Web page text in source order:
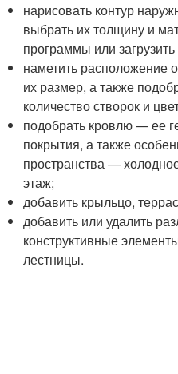
нарисовать контур
выбрать их толщину и
программы или
наметить расположение
их размер, а также
количество створок и
подобрать кровлю — ее
покрытия, а также
пространства —
этаж;
добавить крыльцо,
добавить или удалить
конструктивные
лестницы.